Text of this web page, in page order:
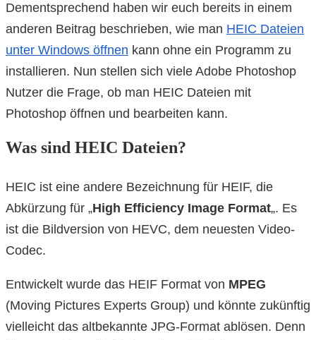
Dementsprechend haben wir euch bereits in einem
anderen Beitrag beschrieben, wie man HEIC Dateien
unter Windows öffnen kann ohne ein Programm zu
installieren. Nun stellen sich viele Adobe Photoshop
Nutzer die Frage, ob man HEIC Dateien mit
Photoshop öffnen und bearbeiten kann.
Was sind HEIC Dateien?
HEIC ist eine andere Bezeichnung für HEIF, die
Abkürzung für „High Efficiency Image Format„. Es
ist die Bildversion von HEVC, dem neuesten Video-
Codec.
Entwickelt wurde das HEIF Format von MPEG
(Moving Pictures Experts Group) und könnte zukünftig
vielleicht das altbekannte JPG-Format ablösen. Denn